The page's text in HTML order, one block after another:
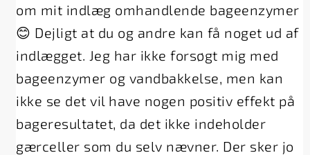
om mit indlæg omhandlende bageenzymer
😊 Dejligt at du og andre kan få noget ud af
indlægget. Jeg har ikke forsøgt mig med
bageenzymer og vandbakkelse, men kan
ikke se det vil have nogen positiv effekt på
bageresultatet, da det ikke indeholder
gærceller som du selv nævner. Der sker jo